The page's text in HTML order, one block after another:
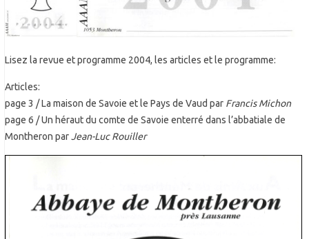
Lisez la revue et programme 2004, les articles et le programme:
Articles:
page 3 / La maison de Savoie et le Pays de Vaud par Francis Michon
page 6 / Un héraut du comte de Savoie enterré dans l’abbatiale de
Montheron par Jean-Luc Rouiller